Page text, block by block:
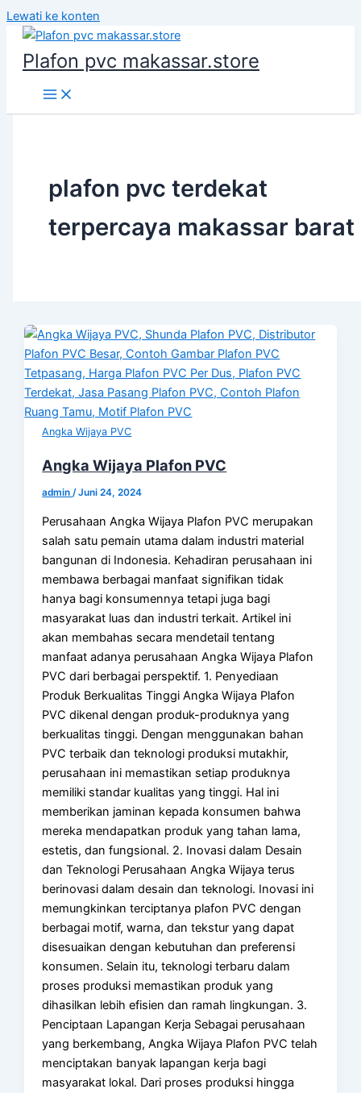
Lewati ke konten
Plafon pvc makassar.store
plafon pvc terdekat
terpercaya makassar barat
Angka Wijaya PVC
Angka Wijaya Plafon PVC
admin/Juni 24, 2024
Perusahaan Angka Wijaya Plafon PVC merupakan
salah satu pemain utama dalam industri material
bangunan di Indonesia. Kehadiran perusahaan ini
membawa berbagai manfaat signifikan tidak
hanya bagi konsumennya tetapi juga bagi
masyarakat luas dan industri terkait. Artikel ini
akan membahas secara mendetail tentang
manfaat adanya perusahaan Angka Wijaya Plafon
PVC dari berbagai perspektif. 1. Penyediaan
Produk Berkualitas Tinggi Angka Wijaya Plafon
PVC dikenal dengan produk-produknya yang
berkualitas tinggi. Dengan menggunakan bahan
PVC terbaik dan teknologi produksi mutakhir,
perusahaan ini memastikan setiap produknya
memiliki standar kualitas yang tinggi. Hal ini
memberikan jaminan kepada konsumen bahwa
mereka mendapatkan produk yang tahan lama,
estetis, dan fungsional. 2. Inovasi dalam Desain
dan Teknologi Perusahaan Angka Wijaya terus
berinovasi dalam desain dan teknologi. Inovasi ini
memungkinkan terciptanya plafon PVC dengan
berbagai motif, warna, dan tekstur yang dapat
disesuaikan dengan kebutuhan dan preferensi
konsumen. Selain itu, teknologi terbaru dalam
proses produksi memastikan produk yang
dihasilkan lebih efisien dan ramah lingkungan. 3.
Penciptaan Lapangan Kerja Sebagai perusahaan
yang berkembang, Angka Wijaya Plafon PVC telah
menciptakan banyak lapangan kerja bagi
masyarakat lokal. Dari proses produksi hingga